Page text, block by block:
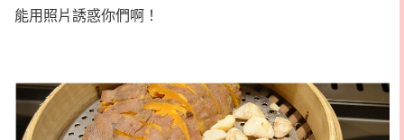
能用照片誘惑你們啊！